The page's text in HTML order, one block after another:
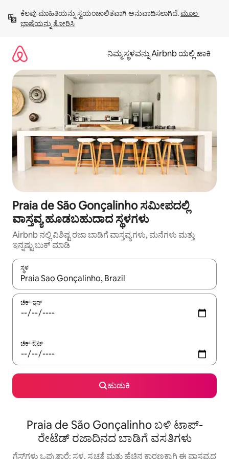
ಹೋಗಿ
ಕೆಲವು ಮಾಹಿತಿಯನ್ನು ಸ್ವಯಂಚಾಲಿತವಾಗಿ ಅನುವಾದಿಸಲಾಗಿದೆ. ಮೂಲ
ಭಾಷೆಯನ್ನು ತೋರಿಸಿ
ನಿಮ್ಮ ಸ್ಥಳವನ್ನು Airbnb ಯಲ್ಲಿ ಹಾಕಿ
Praia de São Gonçalinho ಸಮೀಪದಲ್ಲಿ
ವಾಸ್ತವ್ಯ ಹೂಡಬಹುದಾದ ಸ್ಥಳಗಳು
Airbnb ನಲ್ಲಿ ವಿಶಿಷ್ಟ ರಜಾ ಬಾಡಿಗೆ ವಾಸ್ತವ್ಯಗಳು, ಮನೆಗಳು ಮತ್ತು
ಇನ್ನಷ್ಟು ಬುಕ್ ಮಾಡಿ
ಸ್ಥಳ
ಫಲಿತಾಂಶಗಳು ಲಭ್ಯವಿರುವಾಗ, ಅಪ್ ಮತ್ತು ಡೌನ್ ಬಾಣದ ಕೀಲಿಗಳೊಂದಿಗೆ
ಚೆಕ್-ಇನ್
ಚೆಕ್-ಔಟ್
ಹುಡುಕಿ
Praia de São Gonçalinho ಬಳಿ ಟಾಪ್-
ರೇಟೆಡ್ ರಜಾದಿನದ ಬಾಡಿಗೆ ವಸತಿಗಳು
ಗೆಸ್ಟ್‌ಗಳು ಒಪ್ಪುತ್ತಾರೆ: ಸ್ಥಳ, ಸ್ವಚ್ಛತೆ ಮತ್ತು ಹೆಚ್ಚಿನ ಕಾರಣಕ್ಕಾಗಿ ಈ ವಾಸ್ತವ್ಯದ